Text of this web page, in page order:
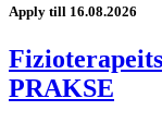
Apply till 16.08.2026
PRAKSE